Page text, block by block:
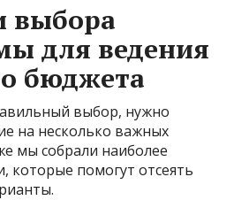
выбора
для ведения
бюджета
выбор, нужно
на несколько важных
мы собрали наиболее
которые помогут отсеять